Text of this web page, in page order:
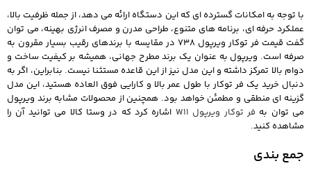
با توجه به امکانات گسترده ای که این دستگاه ارائه می دهد، از جمله ظرفیت بالا،
عملکرد حرفه ای، برنامه های متنوع، طراحی مدرن و مصرف انرژی بهینه، می توان
گفت قیمت فر توکار ویرپول 738 در مقایسه با برندهای رقیب بسیار مقرون به
صرفه است. ویرپول به عنوان یک برند مطرح جهانی، همیشه بر کیفیت ساخت و
دوام بالا تمرکز داشته و این مدل نیز از این قاعده مستثنا نیست. بنابراین، اگر به
دنبال خرید یک فر توکار با طول عمر بالا و کارایی فوق العاده هستید، این مدل
گزینه ای منطقی و مطمئن خواهد بود. همچنین از محصولات مشابه برند ویرپول
می توان به فر توکار ویرپول W11
اشاره کرد که در وستا کالا می توانید آن را
مشاهده کنید.
جمع بندی